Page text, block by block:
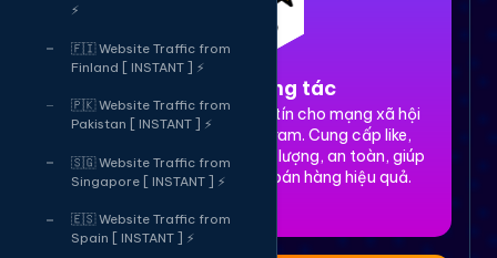
⚡
🇫🇮 Website Traffic from
Finland [ INSTANT ] ⚡
🇵🇰 Website Traffic from
Pakistan [ INSTANT ] ⚡
🇸🇬 Website Traffic from
Singapore [ INSTANT ] ⚡
🇪🇸 Website Traffic from
Spain [ INSTANT ] ⚡
1. Tăng tương tác
Dịch vụ tăng tương tác uy tín cho mạng xã hội
Facebook, TikTok, Instagram. Cung cấp like,
share, comment, view chất lượng, an toàn, giúp
xây dựng thương hiệu và bán hàng hiệu quả.